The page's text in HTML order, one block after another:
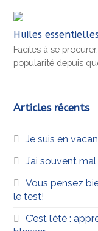
Huiles
Faciles à se
popularité depuis
Articles récents
Je suis en
J’ai souvent
Vous pensez
le test!
C’est l’été :